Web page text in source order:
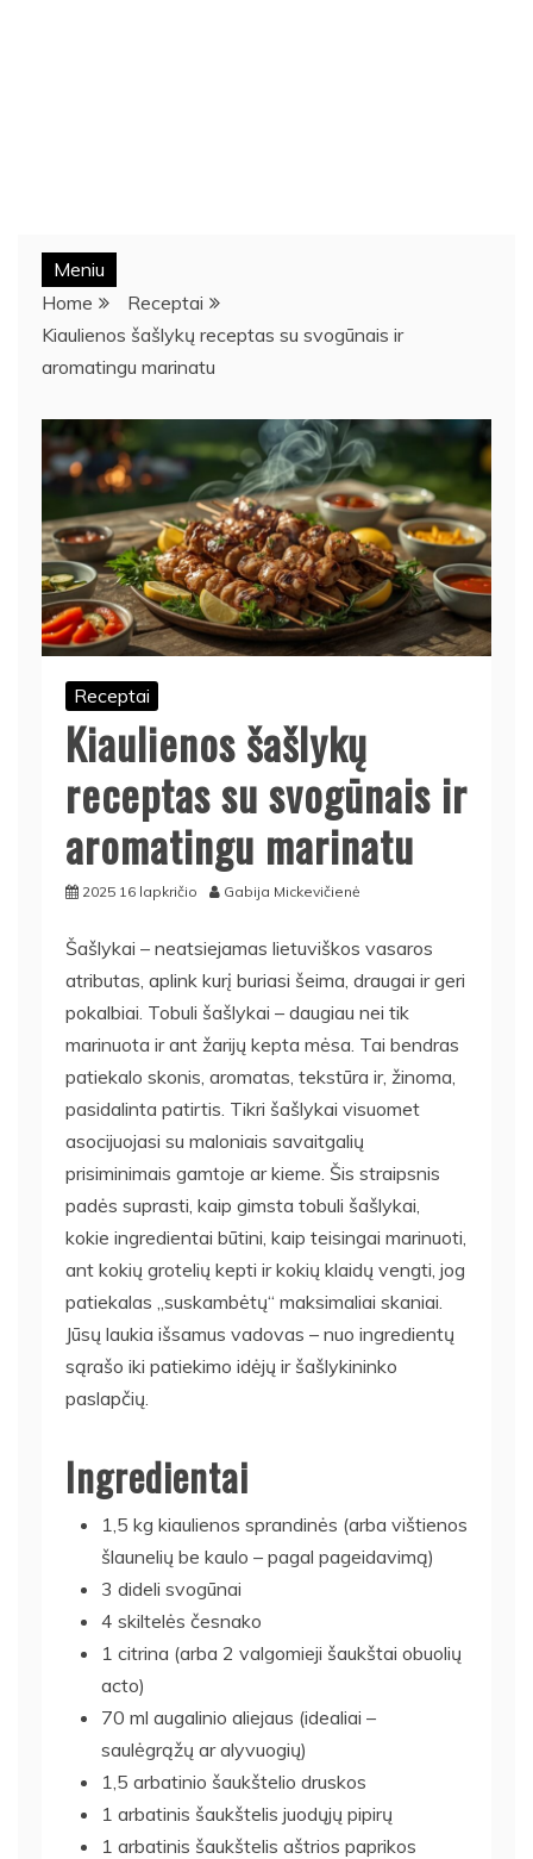
Meniu
Home
Receptai
Kiaulienos šašlykų receptas su svogūnais ir
aromatingu marinatu
Receptai
Kiaulienos šašlykų
receptas su svogūnais ir
aromatingu marinatu
2025 16 lapkričio Gabija Mickevičienė
Šašlykai – neatsiejamas lietuviškos vasaros
atributas, aplink kurį buriasi šeima, draugai ir geri
pokalbiai. Tobuli šašlykai – daugiau nei tik
marinuota ir ant žarijų kepta mėsa. Tai bendras
patiekalo skonis, aromatas, tekstūra ir, žinoma,
pasidalinta patirtis. Tikri šašlykai visuomet
asocijuojasi su maloniais savaitgalių
prisiminimais gamtoje ar kieme. Šis straipsnis
padės suprasti, kaip gimsta tobuli šašlykai,
kokie ingredientai būtini, kaip teisingai marinuoti,
ant kokių grotelių kepti ir kokių klaidų vengti, jog
patiekalas „suskambėtų“ maksimaliai skaniai.
Jūsų laukia išsamus vadovas – nuo ingredientų
sąrašo iki patiekimo idėjų ir šašlykininko
paslapčių.
Ingredientai
1,5 kg kiaulienos sprandinės (arba vištienos
šlaunelių be kaulo – pagal pageidavimą)
3 dideli svogūnai
4 skiltelės česnako
1 citrina (arba 2 valgomieji šaukštai obuolių
acto)
70 ml augalinio aliejaus (idealiai –
saulėgrąžų ar alyvuogių)
1,5 arbatinio šaukštelio druskos
1 arbatinis šaukštelis juodųjų pipirų
1 arbatinis šaukštelis aštrios paprikos